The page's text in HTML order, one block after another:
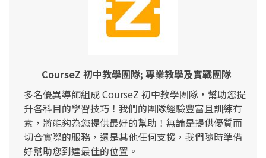
CourseZ 初中教學團隊; 專業教學及實戰團隊
多名優異導師組成 CourseZ 初中教學團隊，幫助您提
升各科目的學習技巧！我們的團隊經驗豐富且訓練有
素，將能夠為您提供最好的幫助！無論是提供優質而
切合實際的服務，還是其他任何支援，我們隨時準備
好幫助您到達最佳的位置。